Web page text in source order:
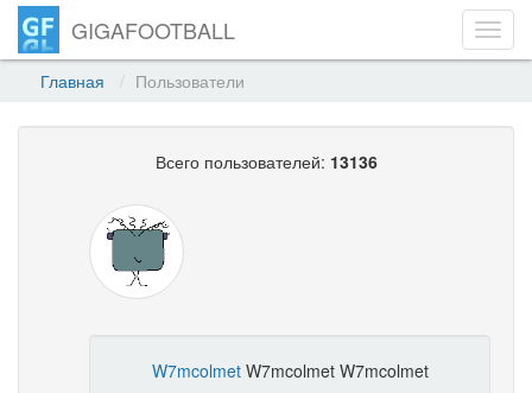
GIGAFOOTBALL
Главная Пользователи
Всего пользователей: 13136
W7mcolmetW7mcolmet W7mcolmet